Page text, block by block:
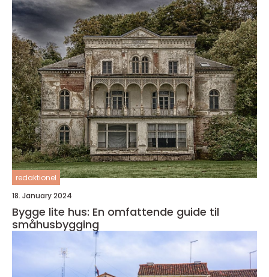
redaktionel
18. January 2024
Bygge lite hus: En omfattende guide til
småhusbygging